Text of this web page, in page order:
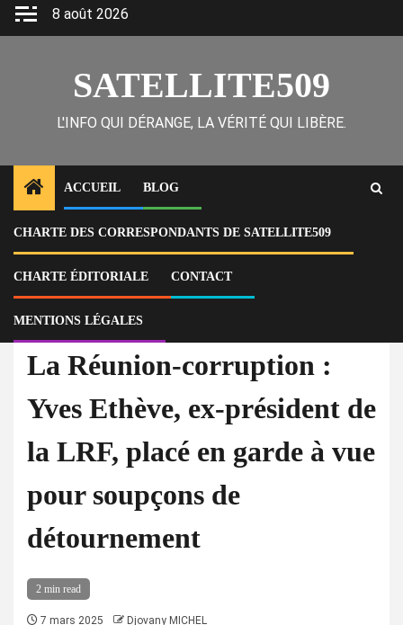
Skip
8 août 2026
SATELLITE509
L'INFO QUI DÉRANGE, LA VÉRITÉ QUI LIBÈRE.
ACCUEIL BLOG
CHARTE DES CORRESPONDANTS DE SATELLITE509
CHARTE ÉDITORIALE CONTACT
MENTIONS LÉGALES
Home
Actu
La Réunion-corruption : Yves Ethève, ex-président de la LRF, placé en
garde à vue pour soupçons de détournement
À la Une Actu Sports
La Réunion-corruption :
Yves Ethève, ex-président de
la LRF, placé en garde à vue
pour soupçons de
détournement
2 min read
7 mars 2025 Djovany MICHEL